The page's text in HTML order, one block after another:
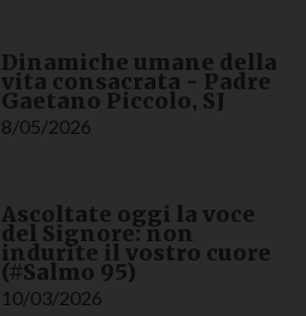
Dinamiche umane della
vita consacrata - Padre
Gaetano Piccolo, SJ
8/05/2026
Ascoltate oggi la voce
del Signore: non
indurite il vostro cuore
(#Salmo 95)
10/03/2026